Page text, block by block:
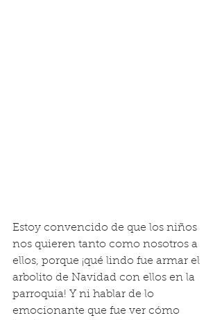
Estoy convencido de que los niños
nos quieren tanto como nosotros a
ellos, porque ¡qué lindo fue armar el
arbolito de Navidad con ellos en la
parroquia! Y ni hablar de lo
emocionante que fue ver cómo